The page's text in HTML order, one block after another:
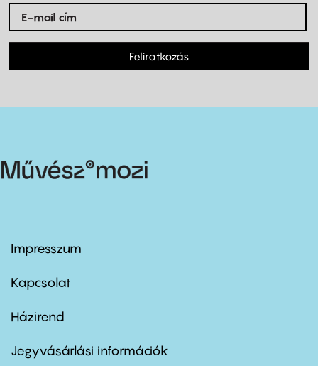
Feliratkozás
Footer
first
Impresszum
Kapcsolat
Footer
second
Házirend
Jegyvásárlási információk